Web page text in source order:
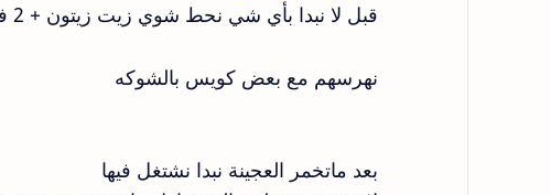
قبل لا نبدا بأي شي نحط شوي زيت زيتون + 2 فص ثوم مدقوق ونتركهم على جنب
نهرسهم مع بعض كويس بالشوكه
بعد ماتخمر العجينة نبدا نشتغل فيها